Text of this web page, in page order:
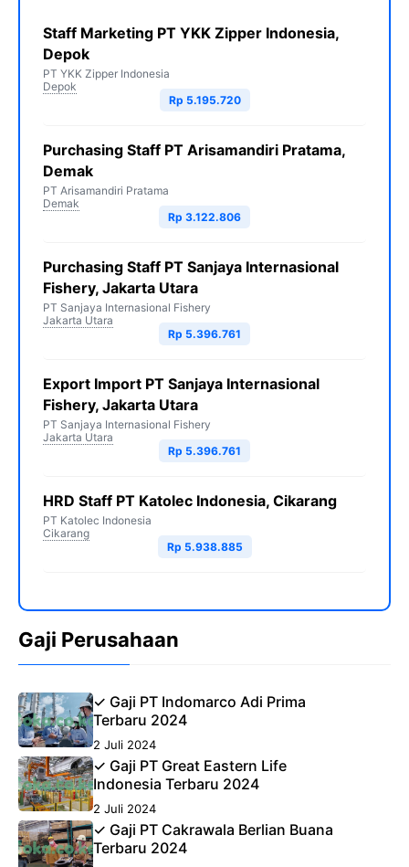
Staff Marketing PT YKK Zipper Indonesia,
Depok
PT YKK Zipper Indonesia
Depok
Rp 5.195.720
Purchasing Staff PT Arisamandiri Pratama,
Demak
PT Arisamandiri Pratama
Demak
Rp 3.122.806
Purchasing Staff PT Sanjaya Internasional
Fishery, Jakarta Utara
PT Sanjaya Internasional Fishery
Jakarta Utara
Rp 5.396.761
Export Import PT Sanjaya Internasional
Fishery, Jakarta Utara
PT Sanjaya Internasional Fishery
Jakarta Utara
Rp 5.396.761
HRD Staff PT Katolec Indonesia, Cikarang
PT Katolec Indonesia
Cikarang
Rp 5.938.885
Gaji Perusahaan
✓ Gaji PT Indomarco Adi Prima
Terbaru 2024
2 Juli 2024
✓ Gaji PT Great Eastern Life
Indonesia Terbaru 2024
2 Juli 2024
✓ Gaji PT Cakrawala Berlian Buana
Terbaru 2024